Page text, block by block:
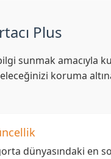
Plus
sunmak amacıyla
koruma
dünyasındaki en